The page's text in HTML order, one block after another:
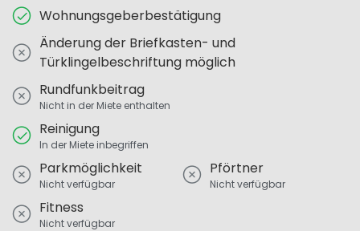
Wohnungsgeberbestätigung
Änderung der Briefkasten- und
Türklingelbeschriftung möglich
Rundfunkbeitrag
Nicht in der Miete enthalten
Reinigung
In der Miete inbegriffen
Parkmöglichkeit
Nicht verfügbar
Pförtner
Nicht verfügbar
Fitness
Nicht verfügbar